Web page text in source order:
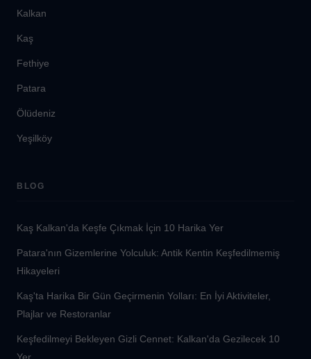
Kalkan
Kaş
Fethiye
Patara
Ölüdeniz
Yeşilköy
BLOG
Kaş Kalkan'da Keşfe Çıkmak İçin 10 Harika Yer
Patara'nın Gizemlerine Yolculuk: Antik Kentin Keşfedilmemiş
Hikayeleri
Kaş'ta Harika Bir Gün Geçirmenin Yolları: En İyi Aktiviteler,
Plajlar ve Restoranlar
Keşfedilmeyi Bekleyen Gizli Cennet: Kalkan'da Gezilecek 10